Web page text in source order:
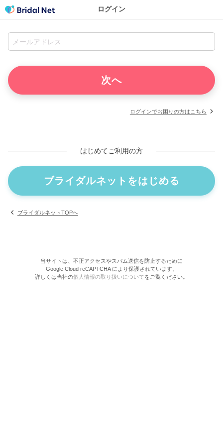
ログイン
ログインでお困りの方はこちら
はじめてご利用の方
ブライダルネットをはじめる
ブライダルネットTOPへ
当サイトは、不正アクセスやスパム送信を防止するために
Google Cloud reCAPTCHA により保護されています。
詳しくは当社の個人情報の取り扱いについてをご覧ください。